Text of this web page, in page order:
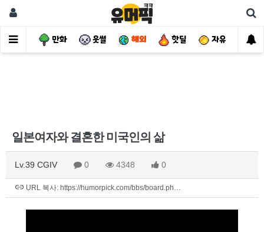
사건 만화 웃썰 해외 핫딜 자유
일본여자와 결혼한 미국인의 삶
Lv.39 CGIV 0 4348 0
URL 복사: https://humorpick.com/bbs/board.ph…